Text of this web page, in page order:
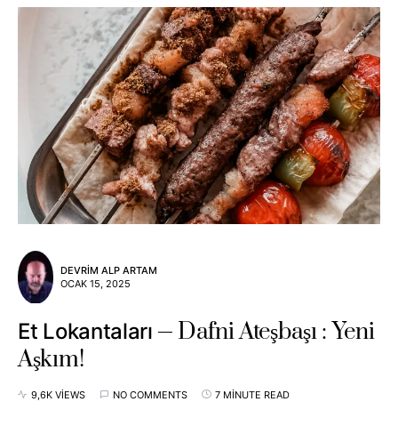
DEVRIM ALP ARTAM
OCAK 15, 2025
Et Lokantaları
Dafni Ateşbaşı : Yeni
Aşkım!
9,6K VIEWS NO COMMENTS 7 MINUTE READ